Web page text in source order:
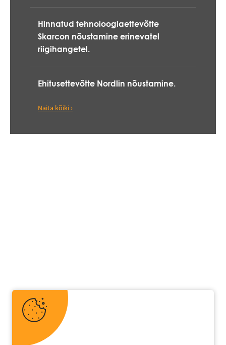
Hinnatud tehnoloogiaettevõtte
Skarcon nõustamine erinevatel
riigihangetel.
Ehitusettevõtte Nordlin nõustamine.
Näita kõiki ›